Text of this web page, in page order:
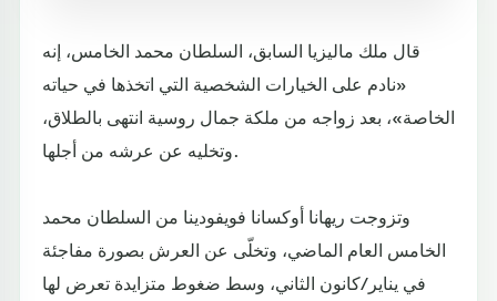
قال ملك ماليزيا السابق، السلطان محمد الخامس، إنه
«نادم على الخيارات الشخصية التي اتخذها في حياته
الخاصة»، بعد زواجه من ملكة جمال روسية انتهى بالطلاق،
وتخليه عن عرشه من أجلها.
وتزوجت ريهانا أوكسانا فويفودينا من السلطان محمد
الخامس العام الماضي، وتخلّى عن العرش بصورة مفاجئة
في يناير/كانون الثاني، وسط ضغوط متزايدة تعرض لها